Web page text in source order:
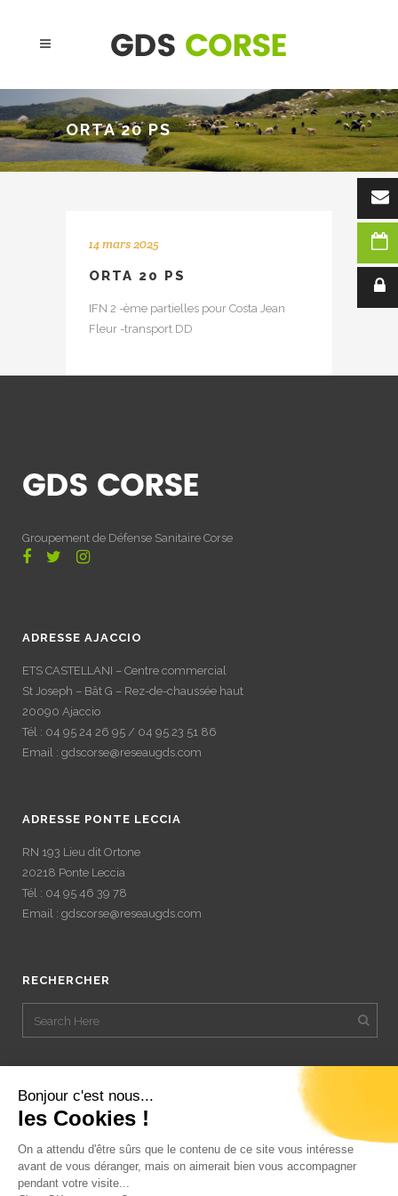
Bonjour c'est nous...
les Cookies !
On a attendu d'être sûrs que le contenu de ce site vous intéresse
avant de vous déranger, mais on aimerait bien vous accompagner
pendant votre visite...
ORTA 20 PS
14 mars 2025
ORTA 20 PS
IFN 2 -ème partielles pour Costa Jean
Fleur -transport DD
Groupement de Défense Sanitaire Corse
ADRESSE AJACCIO
ETS CASTELLANI – Centre commercial
St Joseph – Bât G – Rez-de-chaussée haut
20090 Ajaccio
Tél : 04 95 24 26 95 / 04 95 23 51 86
Email : gdscorse@reseaugds.com
ADRESSE PONTE LECCIA
RN 193 Lieu dit Ortone
20218 Ponte Leccia
Tél : 04 95 46 39 78
Email : gdscorse@reseaugds.com
RECHERCHER